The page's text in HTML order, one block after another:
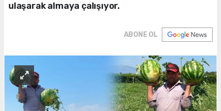
ulaşarak almaya çalışıyor.
ABONE OL